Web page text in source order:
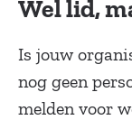
Wel lid,
Is jouw
nog geen
melden voor